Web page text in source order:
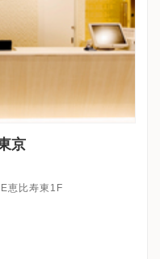
京
恵比寿東1F